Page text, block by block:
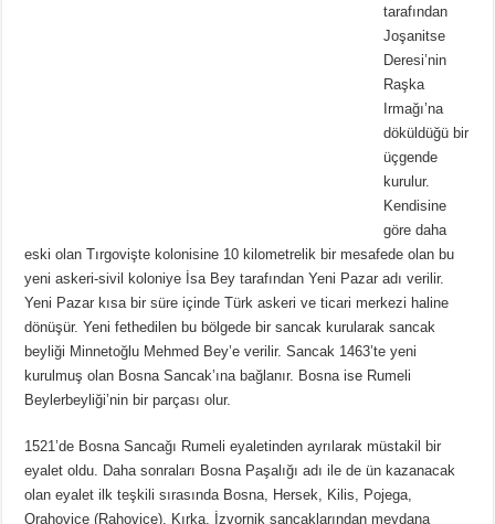
tarafından
Joşanitse
Deresi’nin
Raşka
Irmağı’na
döküldüğü bir
üçgende
kurulur.
Kendisine
göre daha
eski olan Tırgovişte kolonisine 10 kilometrelik bir mesafede olan bu
yeni askeri-sivil koloniye İsa Bey tarafından Yeni Pazar adı verilir.
Yeni Pazar kısa bir süre içinde Türk askeri ve ticari merkezi haline
dönüşür. Yeni fethedilen bu bölgede bir sancak kurularak sancak
beyliği Minnetoğlu Mehmed Bey’e verilir. Sancak 1463’te yeni
kurulmuş olan Bosna Sancak’ına bağlanır. Bosna ise Rumeli
Beylerbeyliği’nin bir parçası olur.
1521’de Bosna Sancağı Rumeli eyaletinden ayrılarak müstakil bir
eyalet oldu. Daha sonraları Bosna Paşalığı adı ile de ün kazanacak
olan eyalet ilk teşkili sırasında Bosna, Hersek, Kilis, Pojega,
Orahoviçe (Rahoviçe), Kırka, İzvornik sancaklarından meydana